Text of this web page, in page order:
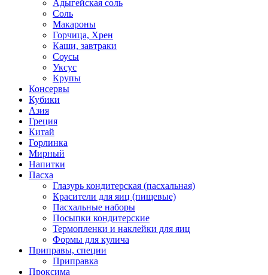
Адыгейская соль
Соль
Макароны
Горчица, Хрен
Каши, завтраки
Соусы
Уксус
Крупы
Консервы
Кубики
Азия
Греция
Китай
Горлинка
Мирный
Напитки
Пасха
Глазурь кондитерская (пасхальная)
Красители для яиц (пищевые)
Пасхальные наборы
Посыпки кондитерские
Термопленки и наклейки для яиц
Формы для кулича
Приправы, специи
Приправка
Проксима